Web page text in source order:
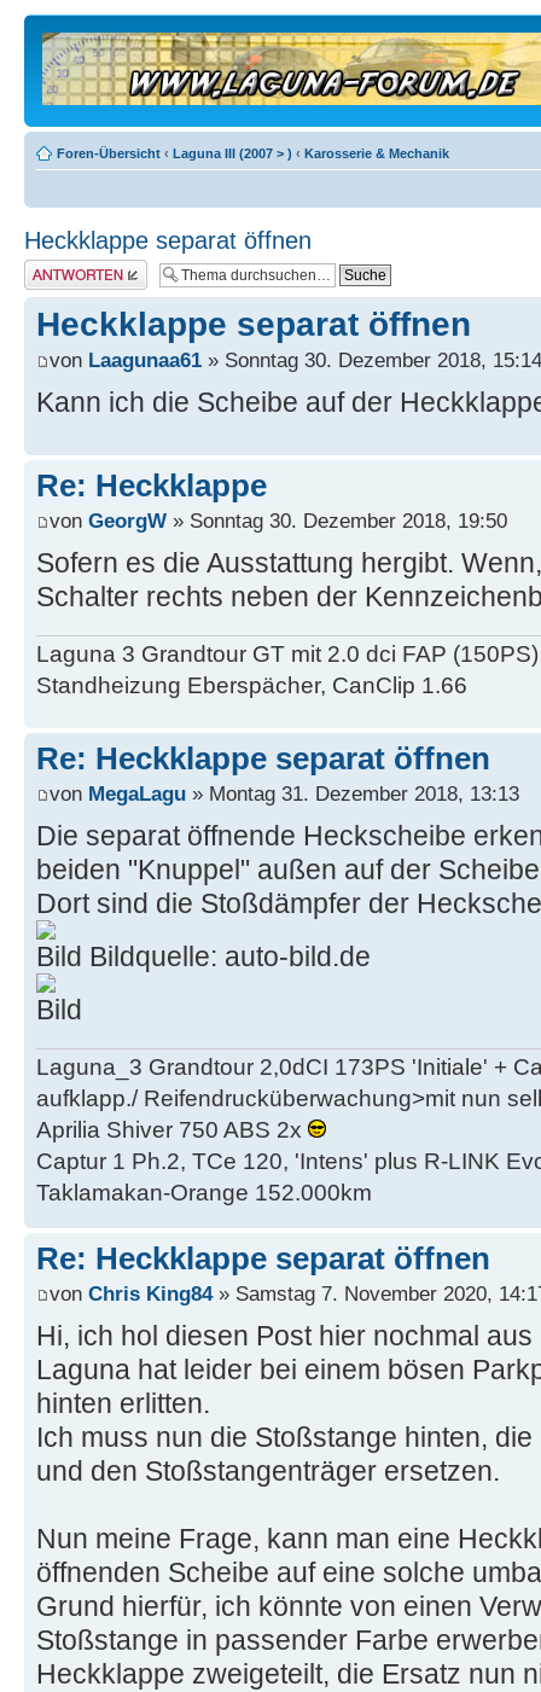
Foren-Übersicht ‹ Laguna III (2007 > ) ‹ Karosserie & Mechanik
Heckklappe separat öffnen
Antwort erstellen
Heckklappe separat öffnen
von Laagunaa61 » Sonntag 30. Dezember 2018, 15:14
Kann ich die Scheibe auf der
Re: Heckklappe
von GeorgW » Sonntag 30. Dezember 2018, 19:50
Sofern es die Ausstattung hergibt.
Schalter rechts neben der
Laguna 3 Grandtour GT mit 2.0 dci FAP
Standheizung Eberspächer, CanClip 1.66
Re: Heckklappe separat öffnen
von MegaLagu » Montag 31. Dezember 2018, 13:13
Die separat öffnende Heckscheibe
beiden "Knuppel" außen auf der
Dort sind die Stoßdämpfer der
Bildquelle: auto-bild.de
Laguna_3 Grandtour 2,0dCI 173PS 'Initiale' +
aufklapp./ Reifendrucküberwachung>mit nun
Aprilia Shiver 750 ABS 2x
Captur 1 Ph.2, TCe 120, 'Intens' plus R-LINK
Taklamakan-Orange 152.000km
Re: Heckklappe separat öffnen
von Chris King84» Samstag 7. November 2020,
Hi, ich hol diesen Post hier nochmal
Laguna hat leider bei einem bösen
hinten erlitten.
Ich muss nun die Stoßstange hinten,
und den Stoßstangenträger ersetzen.
Nun meine Frage, kann man eine
öffnenden Scheibe auf eine solche
Grund hierfür, ich könnte von einen
Stoßstange in passender Farbe
Heckklappe zweigeteilt, die Ersatz nun